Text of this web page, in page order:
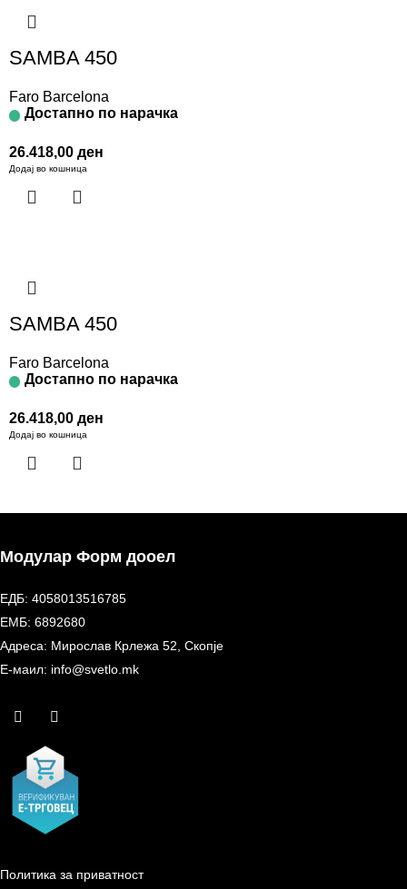
SAMBA 450
Faro Barcelona
Достапно по нарачка
26.418,00 ден
Додај во кошница
SAMBA 450
Faro Barcelona
Достапно по нарачка
26.418,00 ден
Додај во кошница
Модулар Форм дооел
ЕДБ: 4058013516785
ЕМБ: 6892680
Адреса: Мирослав Крлежа 52, Скопје
Е-маил: info@svetlo.mk
Политика за приватност